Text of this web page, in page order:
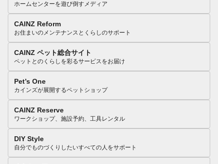
ホームセンターを遊び倒すメディア
CAINZ Reform
お住まいのメンテナンスとくらしのサポート
CAINZ ペット総合サイト
ペットとのくらしを彩るサービスをお届け
Pet’s One
カインズが展開するペットショップ
CAINZ Reserve
ワークショップ、施設予約、工具レンタル
DIY Style
自分でものづくりしたいすべての人をサポート